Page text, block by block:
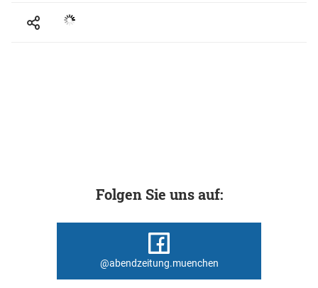
Folgen Sie uns auf:
@abendzeitung.muenchen